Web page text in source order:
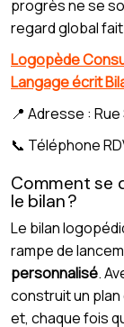
progrès ne se
regard global
Logopède
Langage écrit
📍 Adresse :
📞 Téléphone
Comment se
le bilan ?
Le bilan
rampe de
personnalisé.
construit un plan
et, chaque fois